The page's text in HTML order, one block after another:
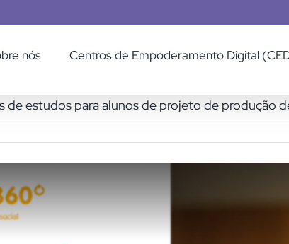
nós Centros de Empoderamento Digital
de estudos para alunos de projeto de produção